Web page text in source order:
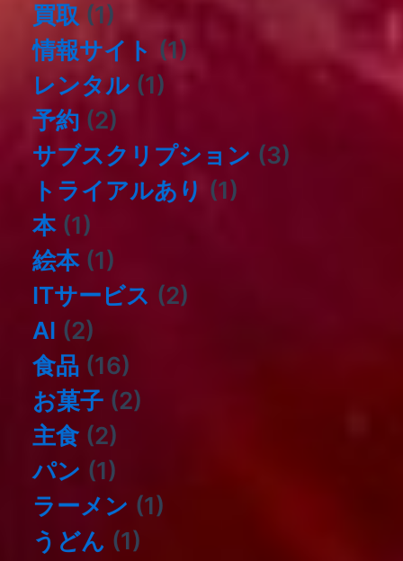
買取 (1)
情報サイト (1)
レンタル (1)
予約 (2)
サブスクリプション (3)
トライアルあり (1)
本(1)
絵本(1)
ITサービス (2)
AI (2)
食品 (16)
お菓子 (2)
主食(2)
パン (1)
ラーメン (1)
うどん (1)